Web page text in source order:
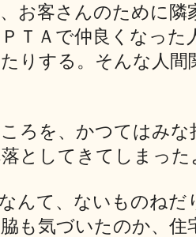
お客さんのために隣
ＴＡで仲良くなった
りする。そんな人間
ろを、かつてはみ
としてきてしまった
んて、ないものねだ
も気づいたのか、住